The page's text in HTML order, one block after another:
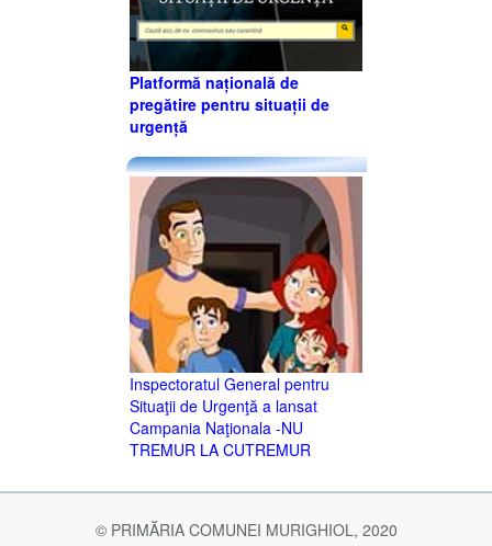
Platformă națională de
pregătire pentru situații de
urgență
Inspectoratul General pentru
Situaţii de Urgenţă a lansat
Campania Naţionala -NU
TREMUR LA CUTREMUR
© PRIMĂRIA COMUNEI MURIGHIOL, 2020